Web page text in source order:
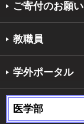
ご寄付のお願い
教職員
学外ポータル
医学部